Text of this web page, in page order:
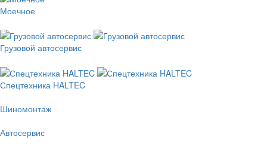
Моечное
Грузовой автосервис
Спецтехника HALTEC
Шиномонтаж
Автосервис